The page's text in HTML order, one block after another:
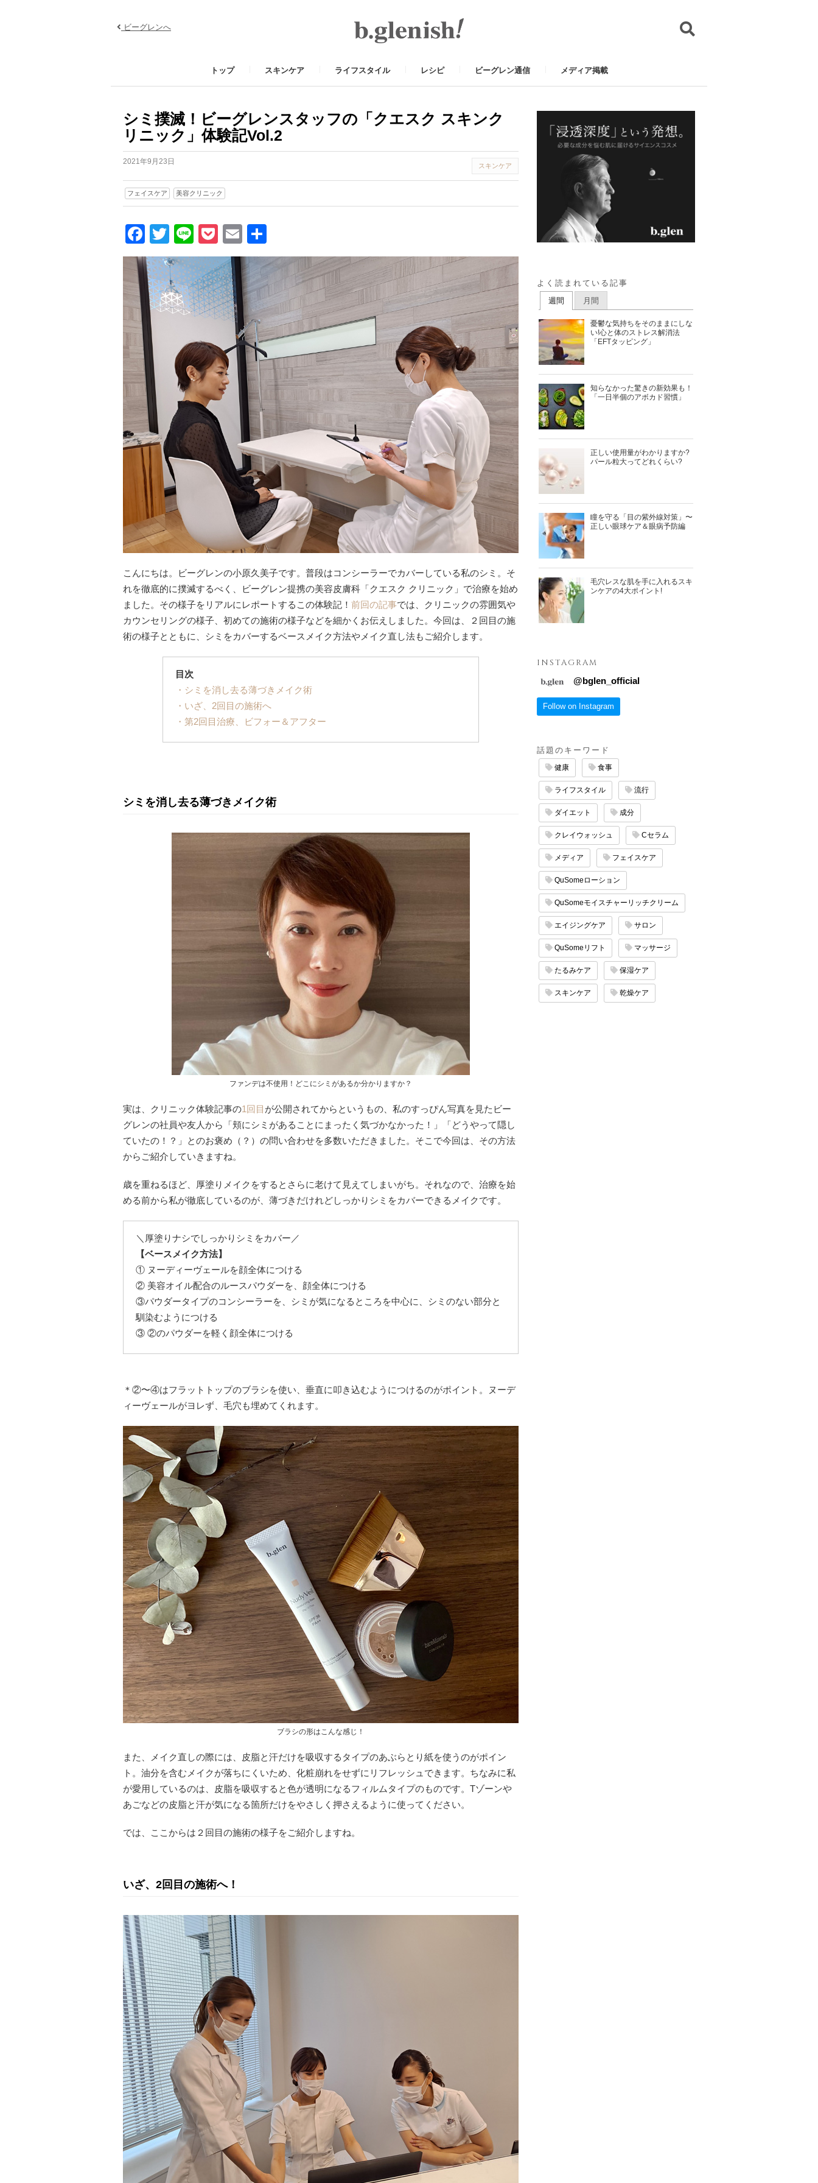
ビーグレンへ
トップ スキンケア ライフスタイル レシピ ビーグレン通信 メディア掲載
シミ撲滅！ビーグレンスタッフの「クエスク スキンク
リニック」体験記Vol.2
2021年9月23日 スキンケア
フェイスケア 美容クリニック
Facebook
Twitter
LinePocket
Email
こんにちは。ビーグレンの小原久美子です。普段はコンシーラーでカバーしている私のシミ。そ
れを徹底的に撲滅するべく、ビーグレン提携の美容皮膚科「クエスク クリニック」で治療を始め
ました。その様子をリアルにレポートするこの体験記！ 前回の記事では、クリニックの雰囲気や
カウンセリングの様子、初めての施術の様子などを細かくお伝えしました。今回は、２回目の施
術の様子とともに、シミをカバーするベースメイク方法やメイク直し法もご紹介します。
目次
・シミを消し去る薄づきメイク術
・いざ、2回目の施術へ
・第2回目治療、ビフォー＆アフター
シミを消し去る薄づきメイク術
ファンデは不使用！どこにシミがあるか分かりますか？
実は、クリニック体験記事の1回目 が公開されてからというもの、私のすっぴん写真を見たビー
グレンの社員や友人から「頬にシミがあることにまったく気づかなかった！」「どうやって隠し
ていたの！？」とのお褒め（？）の問い合わせを多数いただきました。そこで今回は、その方法
からご紹介していきますね。
歳を重ねるほど、厚塗りメイクをするとさらに老けて見えてしまいがち。それなので、治療を始
める前から私が徹底しているのが、薄づきだけれどしっかりシミをカバーできるメイクです。
＼厚塗りナシでしっかりシミをカバー／
【ベースメイク方法】
① ヌーディーヴェールを顔全体につける
② 美容オイル配合のルースパウダーを、顔全体につける
③パウダータイプのコンシーラーを、シミが気になるところを中心に、シミのない部分と
馴染むようにつける
③ ②のパウダーを軽く顔全体につける
＊②〜④はフラットトップのブラシを使い、垂直に叩き込むようにつけるのがポイント。ヌーデ
ィーヴェールがヨレず、毛穴も埋めてくれます。
ブラシの形はこんな感じ！
また、メイク直しの際には、皮脂と汗だけを吸収するタイプのあぶらとり紙を使うのがポイン
ト。油分を含むメイクが落ちにくいため、化粧崩れをせずにリフレッシュできます。ちなみに私
が愛用しているのは、皮脂を吸収すると色が透明になるフィルムタイプのものです。Tゾーンや
あごなどの皮脂と汗が気になる箇所だけをやさしく押さえるように使ってください。
では、ここからは２回目の施術の様子をご紹介しますね。
いざ、2回目の施術へ！
よく読まれている記事
週間 月間
憂鬱な気持ちをそのままにしな
い!心と体のストレス解消法
「EFTタッピング」
知らなかった驚きの新効果も！
「一日半個のアボカド習慣」
正しい使用量がわかりますか?
パール粒大ってどれくらい?
瞳を守る「目の紫外線対策」〜
正しい眼球ケア＆眼病予防編
毛穴レスな肌を手に入れるスキ
ンケアの4大ポイント!
INSTAGRAM
@bglen_official
Follow on Instagram
話題のキーワード
健康 食事
ライフスタイル 流行
ダイエット 成分
クレイウォッシュ Cセラム
メディア フェイスケア
QuSomeローション
QuSomeモイスチャーリッチクリーム
エイジングケア サロン
QuSomeリフト マッサージ
たるみケア 保湿ケア
スキンケア 乾燥ケア